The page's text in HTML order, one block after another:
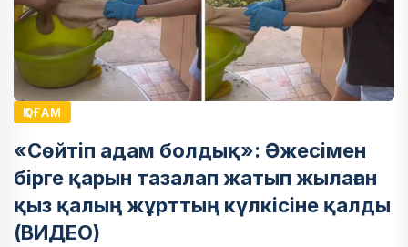
ҚОҒАМ
«Сөйтіп адам болдық»: Әжесімен
бірге қарын тазалап жатып жылаған
қыз қалың жұрттың күлкісіне қалды
(ВИДЕО)